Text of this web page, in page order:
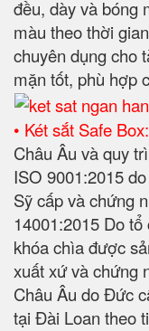
đều, dày và bóng
màu theo thời
chuyên dụng cho
mặn tốt, phù hợp
• Két sắt Safe Box:
Châu Âu và quy
ISO 9001:2015
Sỹ cấp và chứng
14001:2015 Do
khóa chìa được
xuất xứ và chứng
Châu Âu do Đức
tại Đài Loan theo